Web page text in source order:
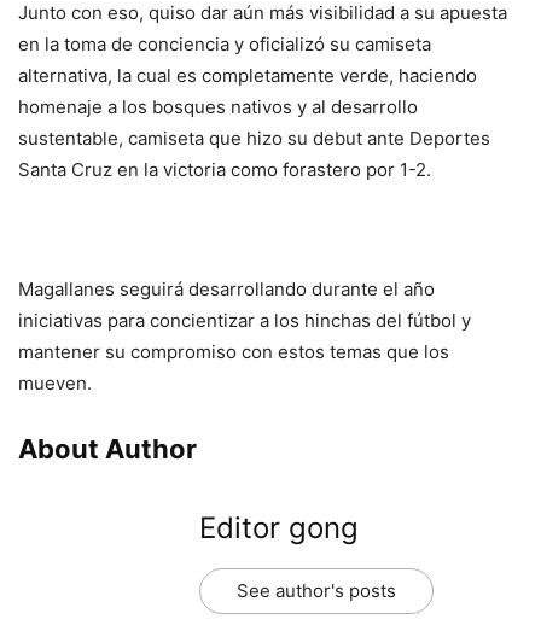
Junto con eso, quiso dar aún más visibilidad a su apuesta
en la toma de conciencia y oficializó su camiseta
alternativa, la cual es completamente verde, haciendo
homenaje a los bosques nativos y al desarrollo
sustentable, camiseta que hizo su debut ante Deportes
Santa Cruz en la victoria como forastero por 1-2.
Magallanes seguirá desarrollando durante el año
iniciativas para concientizar a los hinchas del fútbol y
mantener su compromiso con estos temas que los
mueven.
About Author
Editor gong
See author's posts